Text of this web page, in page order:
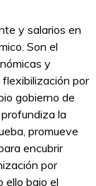
y salarios en
Son el
y
por
gobierno de
la
promueve
encubrir
por
ello bajo el